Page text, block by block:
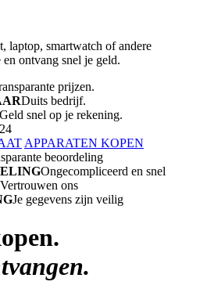
laptop, smartwatch of andere
ontvang snel je geld.
prijzen.
Duits bedrijf.
Geld snel op je rekening.
APPARATEN KOPEN
beoordeling
Ongecompliceerd en snel
Vertrouwen ons
Je gegevens zijn veilig